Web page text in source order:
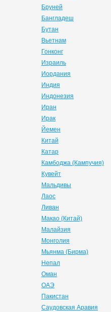
Бруней
Бангладеш
Бутан
Вьетнам
Гонконг
Израиль
Иордания
Индия
Индонезия
Иран
Ирак
Йемен
Китай
Катар
Камбоджа (Кампучия)
Кувейт
Мальдивы
Лаос
Ливан
Макао (Китай)
Малайзия
Монголия
Мьянма (Бирма)
Непал
Оман
ОАЭ
Пакистан
Саудовская Аравия